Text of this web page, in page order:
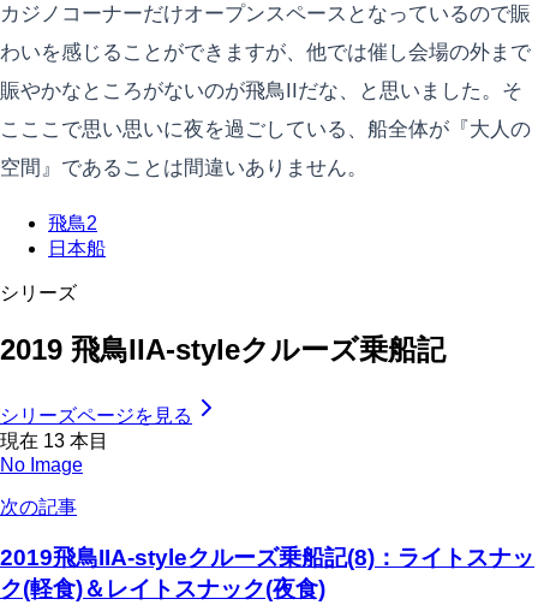
カジノコーナーだけオープンスペースとなっているので賑
わいを感じることができますが、他では催し会場の外まで
賑やかなところがないのが飛鳥IIだな、と思いました。そ
こここで思い思いに夜を過ごしている、船全体が『大人の
空間』であることは間違いありません。
飛鳥2
日本船
シリーズ
2019 飛鳥IIA-styleクルーズ乗船記
シリーズページを見る
現在 13 本目
No Image
次の記事
2019飛鳥IIA-styleクルーズ乗船記(8)：ライトスナッ
ク(軽食)＆レイトスナック(夜食)